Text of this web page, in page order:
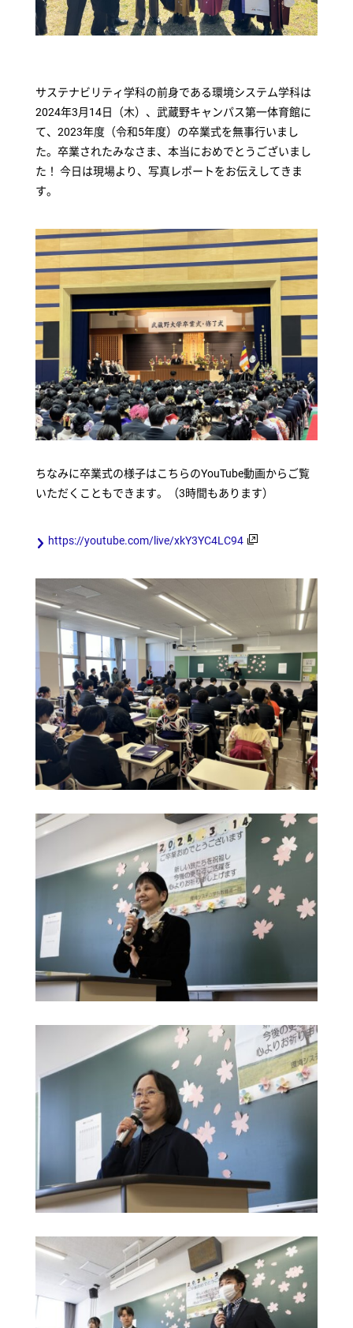
サステナビリティ学科の前身である環境システム学科は
2024年3月14日（木）、武蔵野キャンパス第一体育館に
て、2023年度（令和5年度）の卒業式を無事行いまし
た。卒業されたみなさま、本当におめでとうございまし
た！ 今日は現場より、写真レポートをお伝えしてきま
す。
ちなみに卒業式の様子はこちらのYouTube動画からご覧
いただくこともできます。（3時間もあります）
https://youtube.com/live/xkY3YC4LC94